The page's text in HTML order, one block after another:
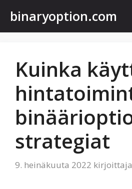
sisältöön
binaryoption.com
Kuinka
strategiat
9. heinäkuuta 2022 kirjoittaja